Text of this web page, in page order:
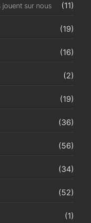
sur nous (11)
(19)
(16)
(2)
(19)
(36)
(56)
(34)
(52)
(1)